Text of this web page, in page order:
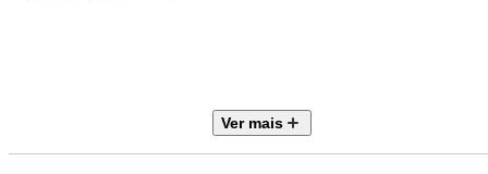
utensílios de confeitaria da história americana. Herança de ontem;
tecnologia de amanhã. Os utensílios de confeitaria da mais alta qualidade
Ver mais